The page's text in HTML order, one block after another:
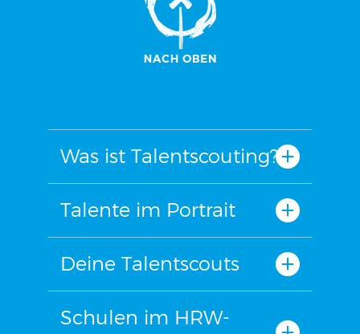
Was ist Talentscouting?
Talente im Portrait
Deine Talentscouts
Schulen im HRW-